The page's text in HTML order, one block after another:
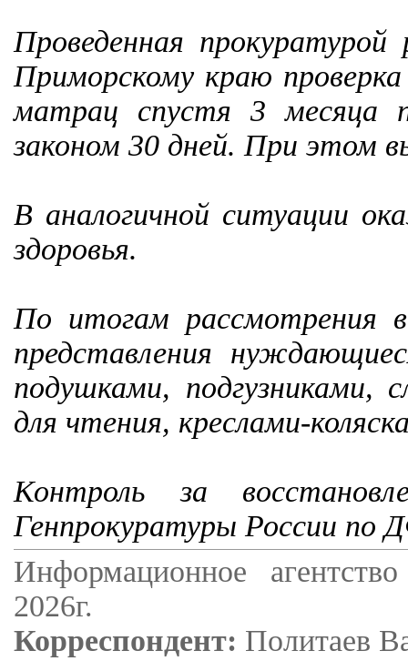
Проведенная
Приморскому краю
матрац спустя 3 месяца
законом 30 дней. При этом
В аналогичной ситуации
здоровья.
По итогам рассмотрения
представления
подушками, подгузниками,
для чтения, креслами-
Контроль за
Генпрокуратуры России по
Информационное
2026г.
Корреспондент: Политаев